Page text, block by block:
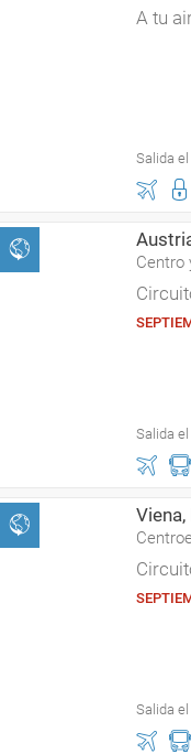
A tu
Salida
Centro
Salida
Salida